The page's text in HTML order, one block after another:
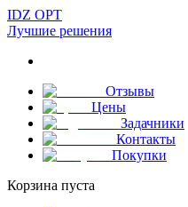
IDZ OPT
Лучшие решения
Отзывы
Цены
Задачники
Контакты
Покупки
Корзина пуста